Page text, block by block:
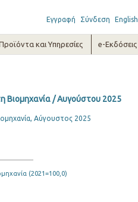
Εγγραφή Σύνδεση English
και Υπηρεσίες e-Εκδόσεις
Βιομηχανία / Αυγούστου 2025
Αύγουστος 2025
(2021=100,0)